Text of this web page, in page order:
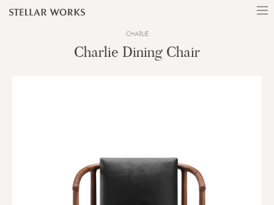
CHARLIE
Charlie Dining Chair